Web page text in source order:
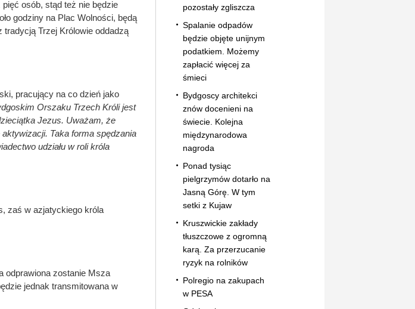
osób, stąd też nie będzie
godziny na Plac Wolności, będą
Trzej Królowie oddadzą
pracujący na co dzień jako
Orszaku Trzech Króli jest
Jezus. Uważam, że
Taka forma spędzania
udziału w roli króla
zaś w azjatyckiego króla
odprawiona zostanie Msza
jednak transmitowana w
pozostały zgliszcza
Spalanie odpadów
będzie objęte unijnym
podatkiem. Możemy
zapłacić więcej za
śmieci
Bydgoscy architekci
znów docenieni na
świecie. Kolejna
międzynarodowa
nagroda
Ponad tysiąc
pielgrzymów dotarło na
Jasną Górę. W tym
setki z Kujaw
Kruszwickie zakłady
tłuszczowe z ogromną
karą. Za przerzucanie
ryzyk na rolników
Polregio na zakupach
w PESA